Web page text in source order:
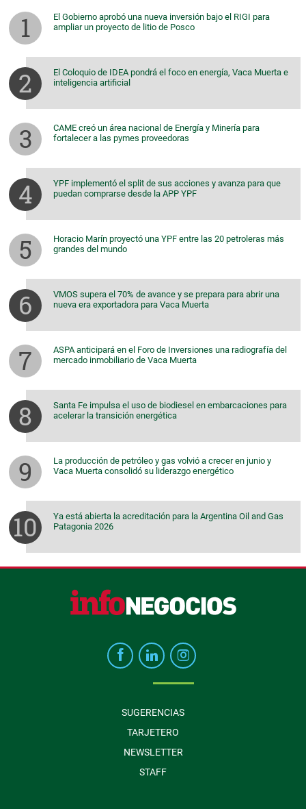
El Gobierno aprobó una nueva inversión bajo el RIGI para
ampliar un proyecto de litio de Posco
El Coloquio de IDEA pondrá el foco en energía, Vaca Muerta e
inteligencia artificial
CAME creó un área nacional de Energía y Minería para
fortalecer a las pymes proveedoras
YPF implementó el split de sus acciones y avanza para que
puedan comprarse desde la APP YPF
Horacio Marín proyectó una YPF entre las 20 petroleras más
grandes del mundo
VMOS supera el 70% de avance y se prepara para abrir una
nueva era exportadora para Vaca Muerta
ASPA anticipará en el Foro de Inversiones una radiografía del
mercado inmobiliario de Vaca Muerta
Santa Fe impulsa el uso de biodiesel en embarcaciones para
acelerar la transición energética
La producción de petróleo y gas volvió a crecer en junio y
Vaca Muerta consolidó su liderazgo energético
Ya está abierta la acreditación para la Argentina Oil and Gas
Patagonia 2026
SUGERENCIAS
TARJETERO
NEWSLETTER
STAFF